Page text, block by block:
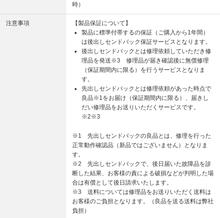
時）
注意事項
【製品保証について】
製品に標準付帯するの保証（ご購入から1年間）
は後出しセンドバック保証サービスとなります。
後出しセンドバックとは修理依頼していただき修
理品を発送※3 修理品が届き確認後に無償修理
（保証期間内に限る）を行うサービスとなりま
す。
先出しセンドバックとは修理依頼があった時点で
良品※1をお届け（保証期間内に限る）、届きし
だい修理品をお送りいただくサービスです。
※2※3
※1 先出しセンドバックの良品とは、修理を行った
正常動作確認品（新品ではございません）となりま
す。
※2 先出しセンドバックで、後日届いた故障品を診
断した結果、お客様の責による破損などが判明した場
合は有償として後日請求いたします。
※3 送料については修理品をお送りいただく送料は
お客様のご負担となります。（良品を送る送料は弊社
負担）